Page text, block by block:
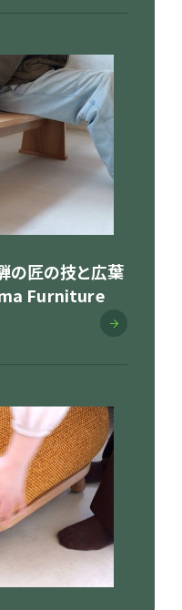
の匠の技と広葉
Furniture